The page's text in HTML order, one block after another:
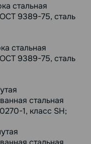
стальная
9389-75, сталь
стальная
9389-75, сталь
стальная
1, класс SH;